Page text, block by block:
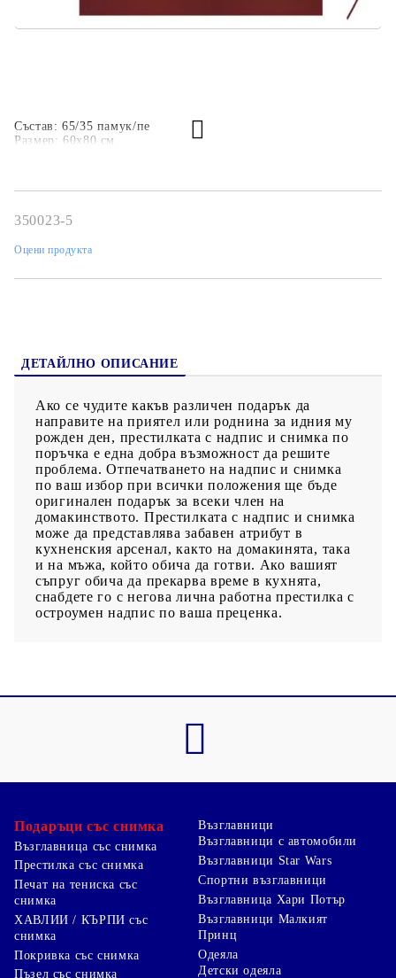
Състав: 65/35 памук/пе
Размер: 60х80 см.
350023-5
Оцени продукта
ДЕТАЙЛНО ОПИСАНИЕ
Ако се чудите какъв различен подарък да
направите на приятел или роднина за идния му
рожден ден, престилката с надпис и снимка по
поръчка е една добра възможност да решите
проблема. Отпечатването на надпис и снимка
по ваш избор при всички положения ще бъде
оригинален подарък за всеки член на
домакинството. Престилката с надпис и снимка
може да представлява забавен атрибут в
кухненския арсенал, както на домакинята, така
и на мъжа, който обича да готви. Ако вашият
съпруг обича да прекарва време в кухнята,
снабдете го с негова лична работна престилка с
остроумен надпис по ваша преценка.
Подаръци със снимка
Възглавница със снимка
Престилка със снимка
Печат на тениска със
снимка
ХАВЛИИ / КЪРПИ със
снимка
Покривка със снимка
Пъзел със снимка
Възглавници
Възглавници с автомобили
Възглавници Star Wars
Спортни възглавници
Възглавница Хари Потър
Възглавници Малкият
Принц
Одеяла
Детски одеяла